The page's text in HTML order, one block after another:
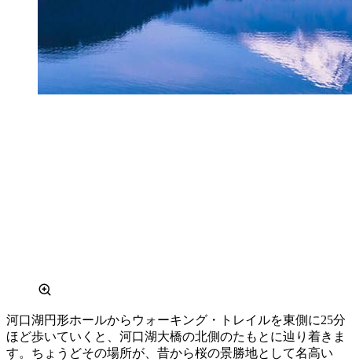
河口湖円形ホールからウォーキング・トレイルを東側に25分
ほど歩いていくと、河口湖大橋の北側のたもとに辿り着きま
す。ちょうどその場所が、昔から桜の景勝地として名高い